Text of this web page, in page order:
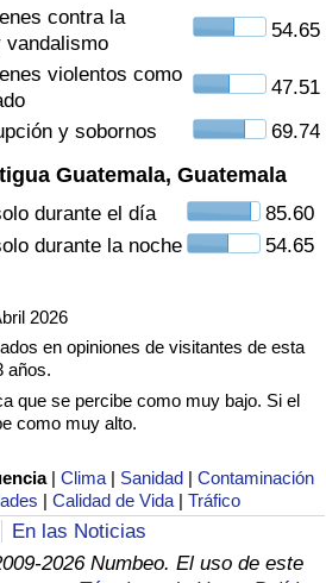
contra la
vandalismo
54.65
violentos como
47.51
y sobornos
69.74
Guatemala, Guatemala
durante el día
85.60
durante la noche
54.65
2026
en opiniones de visitantes de esta
años.
que se percibe como muy bajo. Si el
como muy alto.
|Clima | Sanidad |Contaminación
|Calidad de Vida |Tráfico
En las Noticias
2026 Numbeo. El uso de este
por País
País